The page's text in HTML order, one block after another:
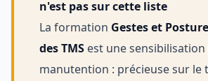
n'est pas sur cette liste
La formation Gestes et
des TMS est une
manutention : précieuse sur le